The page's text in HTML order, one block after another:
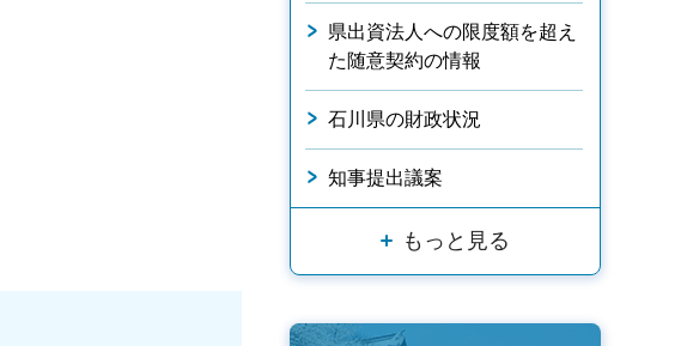
県出資法人への限度額を超え
た随意契約の情報
石川県の財政状況
知事提出議案
もっと見る